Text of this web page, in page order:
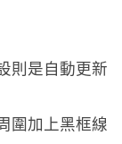
則是自動更新
圍加上黑框線